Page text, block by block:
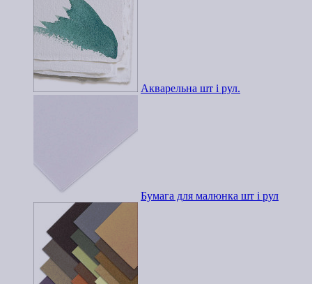
Акварельна шт і рул.
Бумага для малюнка шт і рул